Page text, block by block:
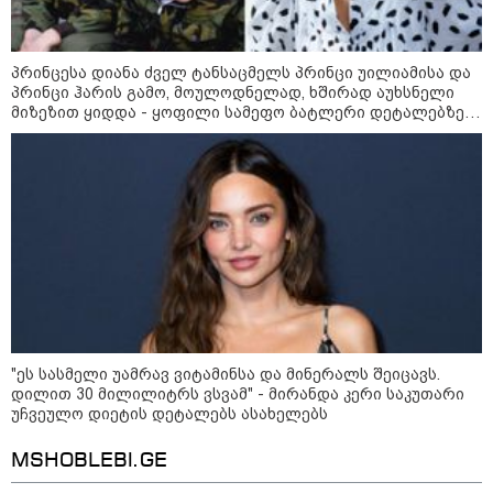
გადავიდა და ფერმერი გახდა
09:36 / 08-08-2026
"ბავშვობიდან ასე ვარ..
ფანატიკურად ვარ შეყვარებული
საქართველოზე" - გაიცანით
მარტინ გუიმჯიანი, ქართულ
ენასა და საქართველოზე
შეყვარებული სომეხი ბიჭი
23:15 / 07-08-2026
ამოუცნობი ანომალიური
მოვლენები - ტრამპის
ადმინისტრაციამ “UFO”- ს
ფაილების მორიგი პაკეტი
გამოაქვეყნა
22:30 / 07-08-2026
ინტერნეტში ამაღელვებელი
დახრჩობას
პრინცესა დიანა ძველ ტანსაცმელს პრინცი უილიამისა და
პრინცი ჰარის გამო, მოულოდნელად, ხშირად აუხსნელი
მიზეზით ყიდდა - ყოფილი სამეფო ბატლერი დეტალებზე
საკუთარ წიგნში საუბრობს
"ეს სასმელი უამრავ ვიტამინსა და მინერალს შეიცავს.
დილით 30 მილილიტრს ვსვამ" - მირანდა კერი საკუთარი
უჩვეულო დიეტის დეტალებს ასახელებს
MSHOBLEBI.GE